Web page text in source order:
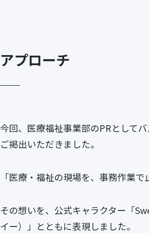
アプローチ
今回、医療福祉事業部のPRとして
ご掲出いただきました。
「医療・福祉の現場を、事務作業で
その想いを、公式キャラクター「
イー）」とともに表現しました。